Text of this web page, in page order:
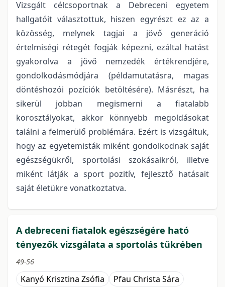
Vizsgált célcsoportnak a Debreceni egyetem
hallgatóit választottuk, hiszen egyrészt ez az a
közösség, melynek tagjai a jövő generáció
értelmiségi rétegét fogják képezni, ezáltal hatást
gyakorolva a jövő nemzedék értékrendjére,
gondolkodásmódjára (példamutatásra, magas
döntéshozói pozíciók betöltésére). Másrészt, ha
sikerül jobban megismerni a fiatalabb
korosztályokat, akkor könnyebb megoldásokat
találni a felmerülő problémára. Ezért is vizsgáltuk,
hogy az egyetemisták miként gondolkodnak saját
egészségükről, sportolási szokásaikról, illetve
miként látják a sport pozitív, fejlesztő hatásait
saját életükre vonatkoztatva.
A debreceni fiatalok egészségére ható
tényezők vizsgálata a sportolás tükrében
49-56
Kanyó Krisztina Zsófia Pfau Christa Sára